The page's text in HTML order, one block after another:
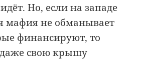
Но, если на западе
мафия не обманывает
финансируют, то
даже свою крышу